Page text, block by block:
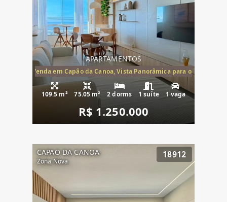
APARTAMENTOS
Mar à Venda em Capão da Canoa, Vista Panorâmica para o Mar, 2
109.5 m² 75.05 m² 2 dorms 1 suíte 1 vaga
R$ 1.250.000
CAPAO DA CANOA
Zona Nova
18912